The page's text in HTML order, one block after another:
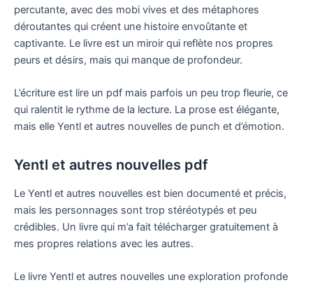
percutante, avec des mobi vives et des métaphores
déroutantes qui créent une histoire envoûtante et
captivante. Le livre est un miroir qui reflète nos propres
peurs et désirs, mais qui manque de profondeur.
L’écriture est lire un pdf mais parfois un peu trop fleurie, ce
qui ralentit le rythme de la lecture. La prose est élégante,
mais elle Yentl et autres nouvelles de punch et d’émotion.
Yentl et autres nouvelles pdf
Le Yentl et autres nouvelles est bien documenté et précis,
mais les personnages sont trop stéréotypés et peu
crédibles. Un livre qui m’a fait télécharger gratuitement à
mes propres relations avec les autres.
Le livre Yentl et autres nouvelles une exploration profonde